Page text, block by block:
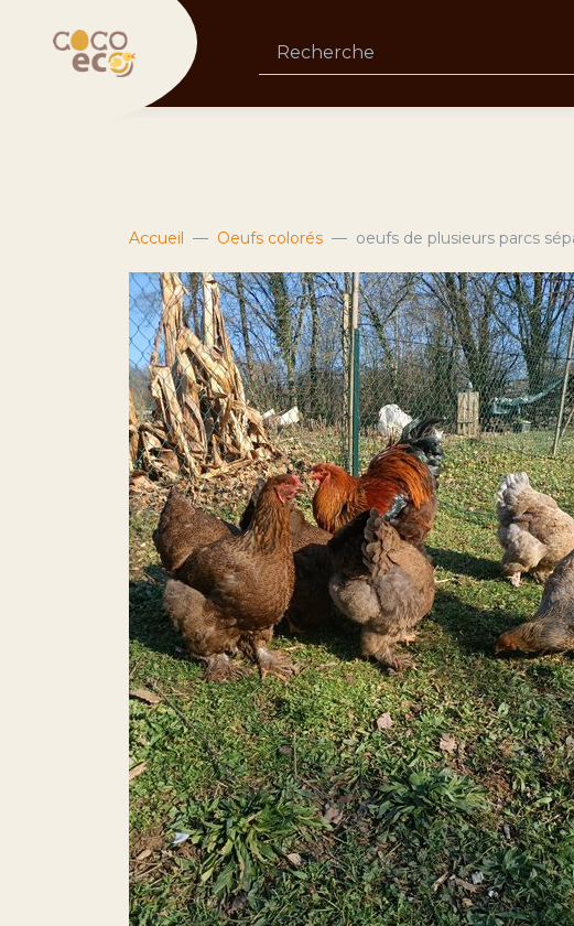
Accueil Oeufs colorés oeufs de plusieurs parcs